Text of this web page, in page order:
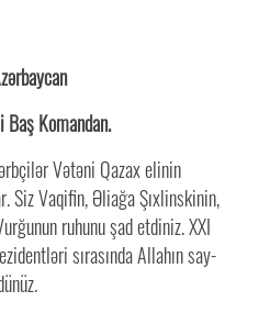
Komandan.
Vətəni Qazax elinin
Siz Vaqifin, Əliağa Şıxlinskinin,
ruhunu şad etdiniz. XXI
sırasında Allahın say-